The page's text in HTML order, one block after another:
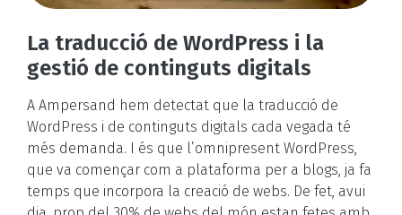
La traducció de WordPress i la
gestió de continguts digitals
A Ampersand hem detectat que la traducció de
WordPress i de continguts digitals cada vegada té
més demanda. I és que l’omnipresent WordPress,
que va començar com a plataforma per a blogs, ja fa
temps que incorpora la creació de webs. De fet, avui